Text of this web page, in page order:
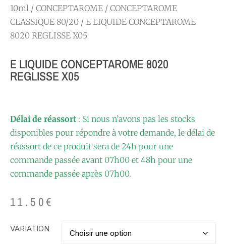
10ml / CONCEPTAROME / CONCEPTAROME
CLASSIQUE 80/20 / E LIQUIDE CONCEPTAROME
8020 REGLISSE X05
E LIQUIDE CONCEPTAROME 8020
REGLISSE X05
Délai de réassort : Si nous n’avons pas les stocks
disponibles pour répondre à votre demande, le délai de
réassort de ce produit sera de 24h pour une
commande passée avant 07h00 et 48h pour une
commande passée après 07h00.
11.50€
VARIATION